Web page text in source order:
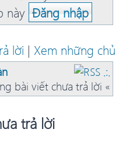
này
lời | Xem những
bài viết chưa trả lời «
trả lời